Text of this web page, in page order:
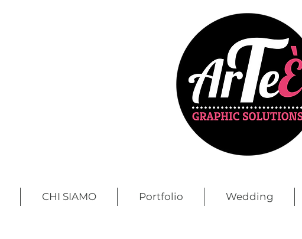
CHI SIAMO Portfolio Wedding